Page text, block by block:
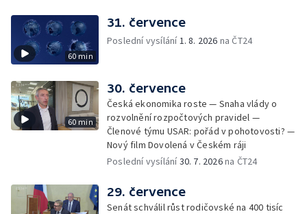
60 min
31. července
Poslední vysílání1. 8. 2026 na ČT24
60 min
30. července
Česká ekonomika roste — Snaha vlády o
rozvolnění rozpočtových pravidel —
Členové týmu USAR: pořád v pohotovosti? —
Nový film Dovolená v Českém ráji
Poslední vysílání30. 7. 2026na ČT24
29. července
Senát schválil růst rodičovské na 400 tisíc